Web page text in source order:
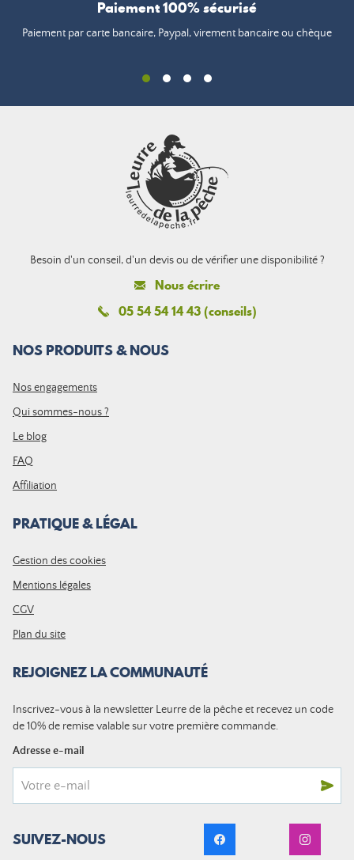
Paiement 100% sécurisé
Paiement par carte bancaire, Paypal, virement bancaire ou chèque
Besoin d'un conseil, d'un devis ou de vérifier une disponibilité ?
Nous écrire
05 54 54 14 43 (conseils)
NOS PRODUITS & NOUS
Nos engagements
Qui sommes-nous ?
Le blog
FAQ
Affiliation
PRATIQUE & LÉGAL
Gestion des cookies
Mentions légales
CGV
Plan du site
REJOIGNEZ LA COMMUNAUTÉ
Inscrivez-vous à la newsletter Leurre de la pêche et recevez un code
de 10% de remise valable sur votre première commande.
Adresse e-mail
SUIVEZ-NOUS